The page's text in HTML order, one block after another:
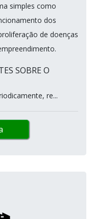
simples como
dos
de doenças
SOBRE O
re...